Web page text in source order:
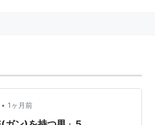
『裸の銃を持つ男』で人気に火
ディアンとして活躍。
• 1ヶ月前